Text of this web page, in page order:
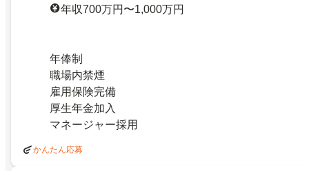
年収700万円〜1,000万円
年俸制
職場内禁煙
雇用保険完備
厚生年金加入
マネージャー採用
かんたん応募